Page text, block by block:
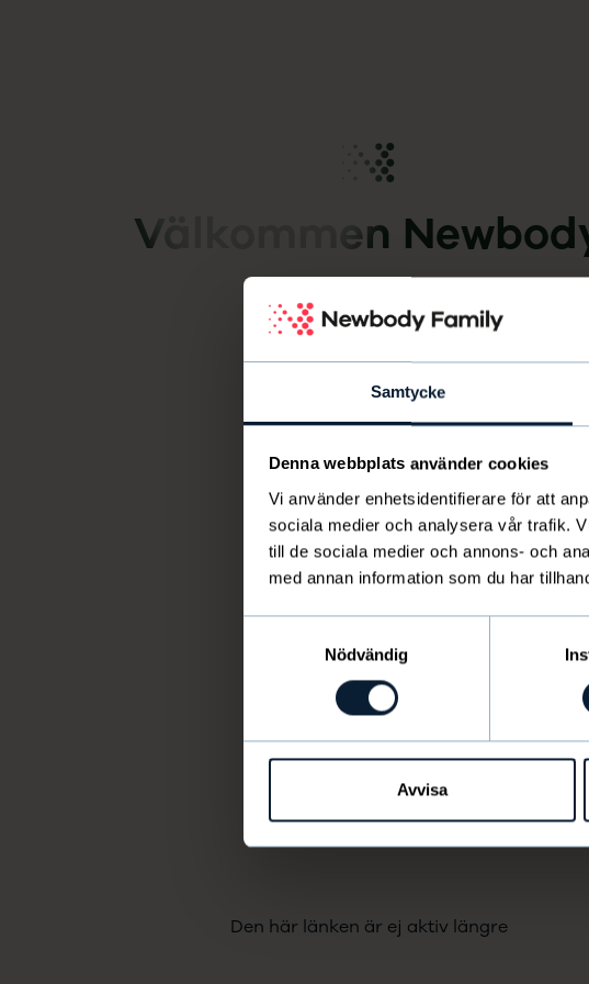
Samtycke
Denna webbplats använder cookies
Vi använder enhetsidentifierare för att
sociala medier och analysera vår trafik.
till de sociala medier och annons- och
med annan information som du har
Nödvändig
Avvisa
Välkommen
Den här länken är ej aktiv längre